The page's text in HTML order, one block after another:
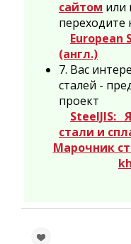
сайтом или
переходите
European
(англ.)
7. Вас
сталей -
проект
SteelJIS:
стали и
Марочник